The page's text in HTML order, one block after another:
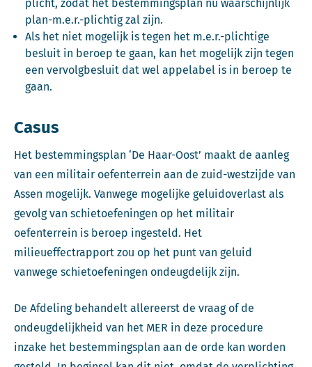
plicht, zodat het bestemmingsplan nu waarschijnlijk
plan-m.e.r.-plichtig zal zijn.
Als het niet mogelijk is tegen het m.e.r.-plichtige
besluit in beroep te gaan, kan het mogelijk zijn tegen
een vervolgbesluit dat wel appelabel is in beroep te
gaan.
Casus
Het bestemmingsplan ‘De Haar-Oost’ maakt de aanleg
van een militair oefenterrein aan de zuid-westzijde van
Assen mogelijk. Vanwege mogelijke geluidoverlast als
gevolg van schietoefeningen op het militair
oefenterrein is beroep ingesteld. Het
milieueffectrapport zou op het punt van geluid
vanwege schietoefeningen ondeugdelijk zijn.
De Afdeling behandelt allereerst de vraag of de
ondeugdelijkheid van het MER in deze procedure
inzake het bestemmingsplan aan de orde kan worden